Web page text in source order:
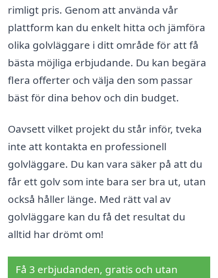
rimligt pris. Genom att använda vår
plattform kan du enkelt hitta och jämföra
olika golvläggare i ditt område för att få
bästa möjliga erbjudande. Du kan begära
flera offerter och välja den som passar
bäst för dina behov och din budget.
Oavsett vilket projekt du står inför, tveka
inte att kontakta en professionell
golvläggare. Du kan vara säker på att du
får ett golv som inte bara ser bra ut, utan
också håller länge. Med rätt val av
golvläggare kan du få det resultat du
alltid har drömt om!
Få 3 erbjudanden, gratis och utan